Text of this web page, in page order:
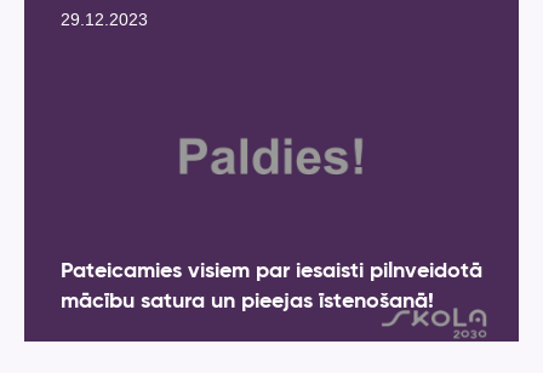
29.12.2023
Pateicamies visiem par iesaisti pilnveidotā
mācību satura un pieejas īstenošanā!